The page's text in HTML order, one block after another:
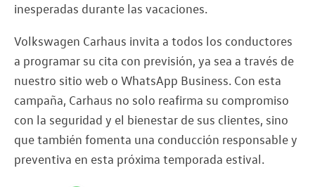
inesperadas durante las vacaciones.
Volkswagen Carhaus invita a todos los conductores
a programar su cita con previsión, ya sea a través de
nuestro sitio web o WhatsApp Business. Con esta
campaña, Carhaus no solo reafirma su compromiso
con la seguridad y el bienestar de sus clientes, sino
que también fomenta una conducción responsable y
preventiva en esta próxima temporada estival.